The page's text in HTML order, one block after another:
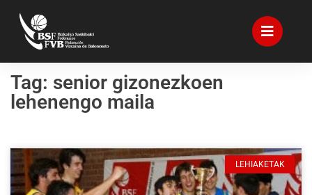
Tag: senior gizonezkoen
lehenengo maila
LEHIAKETAK